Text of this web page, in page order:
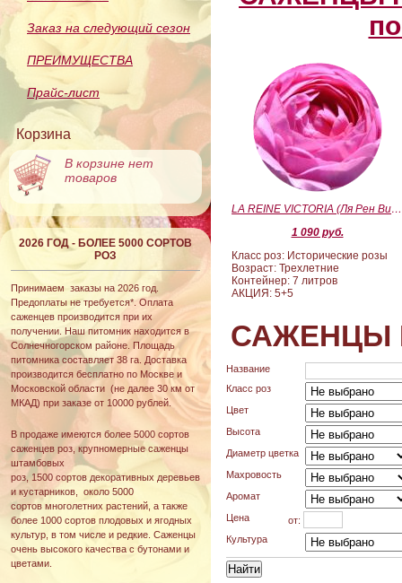
Заказ на следующий сезон
ПРЕИМУЩЕСТВА
Прайс-лист
Корзина
В корзине нет
товаров
2026 ГОД - БОЛЕЕ 5000 СОРТОВ
РОЗ
Принимаем заказы на 2026 год.
Предоплаты не требуется*. Оплата
саженцев производится при их
получении. Наш питомник находится в
Солнечногорском районе. Площадь
питомника составляет 38 га. Доставка
производится бесплатно по Москве и
Московской области (не далее 30 км от
МКАД) при заказе от 10000 рублей.
В продаже имеются более 5000 сортов
саженцев роз, крупномерные саженцы
штамбовых
роз, 1500 сортов декоративных деревьев
и кустарников, около 5000
сортов многолетних растений, а также
более 1000 сортов плодовых и ягодных
культур, в том числе и редкие. Саженцы
очень высокого качества с бутонами и
цветами.
LA REINE VICTORIA (Ля Рен Виктория)
1 090 руб.
Класс роз: Исторические розы
Возраст: Трехлетние
Контейнер: 7 литров
АКЦИЯ: 5+5
САЖЕНЦЫ
Название
Класс роз
Цвет
Высота
Диаметр цветка
Махровость
Аромат
Цена
от:
Культура